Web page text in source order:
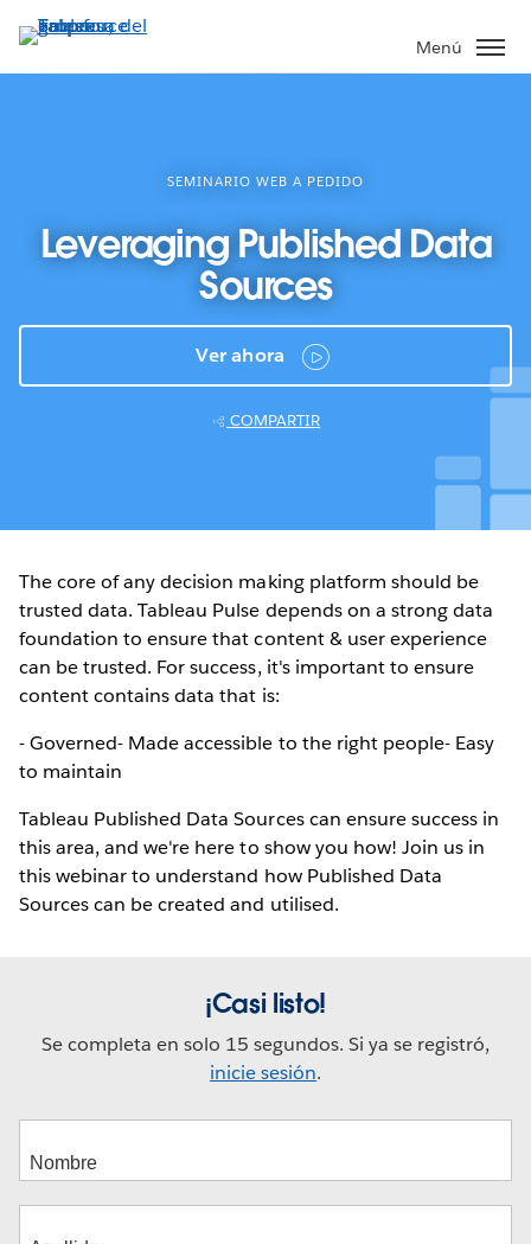
contenido
Menú
SEMINARIO WEB A PEDIDO
Leveraging Published Data
Sources
Ver ahora
COMPARTIR
The core of any decision making platform should be
trusted data. Tableau Pulse depends on a strong data
foundation to ensure that content & user experience
can be trusted. For success, it's important to ensure
content contains data that is:
- Governed- Made accessible to the right people- Easy
to maintain
Tableau Published Data Sources can ensure success in
this area, and we're here to show you how! Join us in
this webinar to understand how Published Data
Sources can be created and utilised.
¡Casi listo!
Se completa en solo 15 segundos. Si ya se registró,
inicie sesión.